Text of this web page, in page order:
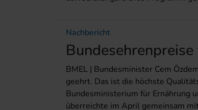
Nachbericht
BMEL | Bundesminister Cem
geehrt. Das ist die höchste
Bundesministerium für Ernährung
überreichte im April gemeinsam